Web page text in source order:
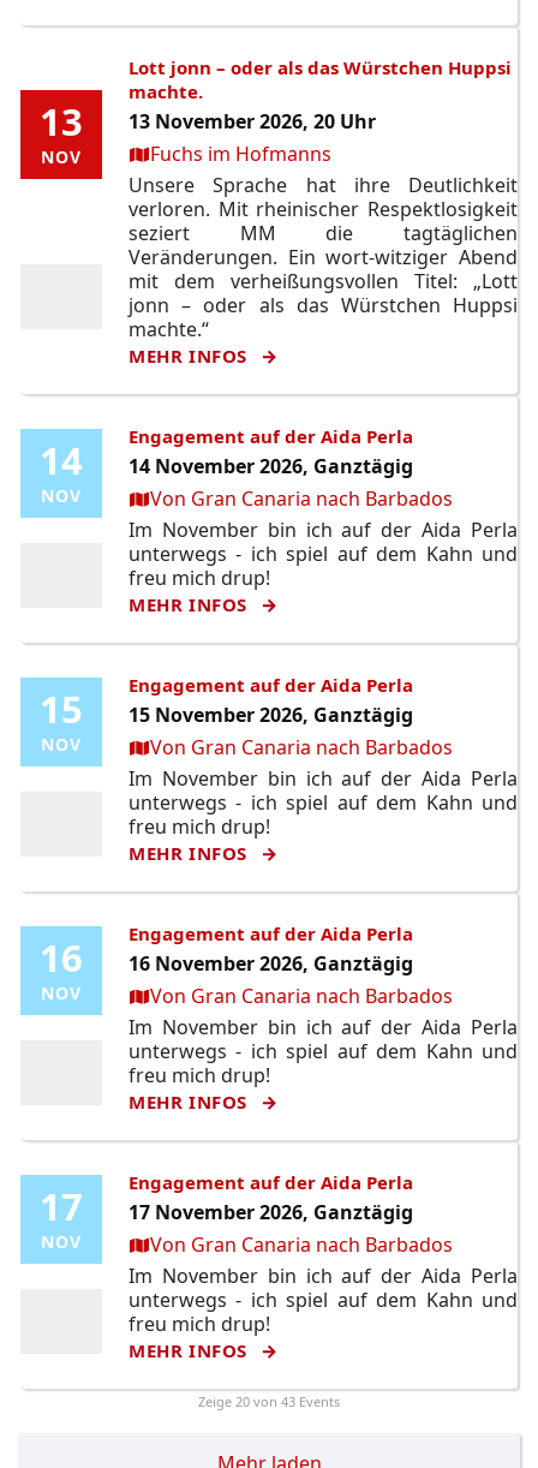
13
NOV
13
NOV
Lott jonn – oder als das Würstchen Huppsi
machte.
13 November 2026, 20 Uhr
Ort:Fuchs im Hofmanns
Unsere Sprache hat ihre Deutlichkeit
verloren. Mit rheinischer Respektlosigkeit
seziert MM die tagtäglichen
Veränderungen. Ein wort-witziger Abend
mit dem verheißungsvollen Titel: „Lott
jonn – oder als das Würstchen Huppsi
machte.“
MEHR INFOS
14
NOV
14
NOV
Engagement auf der Aida Perla
14 November 2026, Ganztägig
Ort:Von Gran Canaria nach Barbados
Im November bin ich auf der Aida Perla
unterwegs - ich spiel auf dem Kahn und
freu mich drup!
MEHR INFOS
15
NOV
15
NOV
Engagement auf der Aida Perla
15 November 2026, Ganztägig
Ort:Von Gran Canaria nach Barbados
Im November bin ich auf der Aida Perla
unterwegs - ich spiel auf dem Kahn und
freu mich drup!
MEHR INFOS
16
NOV
16
NOV
Engagement auf der Aida Perla
16 November 2026, Ganztägig
Ort:Von Gran Canaria nach Barbados
Im November bin ich auf der Aida Perla
unterwegs - ich spiel auf dem Kahn und
freu mich drup!
MEHR INFOS
17
NOV
17
NOV
Engagement auf der Aida Perla
17 November 2026, Ganztägig
Ort:Von Gran Canaria nach Barbados
Im November bin ich auf der Aida Perla
unterwegs - ich spiel auf dem Kahn und
freu mich drup!
MEHR INFOS
Zeige 20 von 43 Events